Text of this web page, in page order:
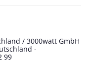
/ 3000watt GmbH
-
99